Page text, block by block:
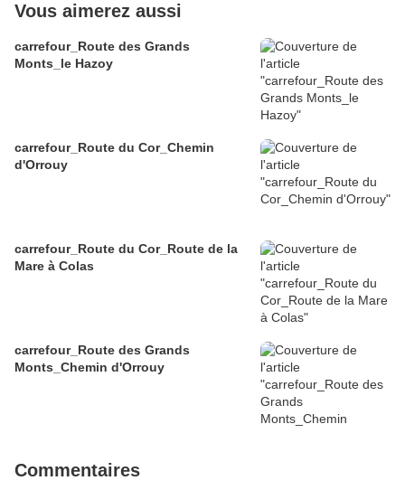
Vous aimerez aussi
carrefour_Route des Grands
Monts_le Hazoy
carrefour_Route du Cor_Chemin
d'Orrouy
carrefour_Route du Cor_Route de la
Mare à Colas
carrefour_Route des Grands
Monts_Chemin d'Orrouy
Commentaires